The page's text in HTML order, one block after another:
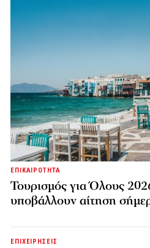
ΕΠΙΚΑΙΡΟΤΗΤΑ
Τουρισμός για Όλους
υποβάλλουν αίτηση
ΕΠΙΧΕΙΡΗΣΕΙΣ